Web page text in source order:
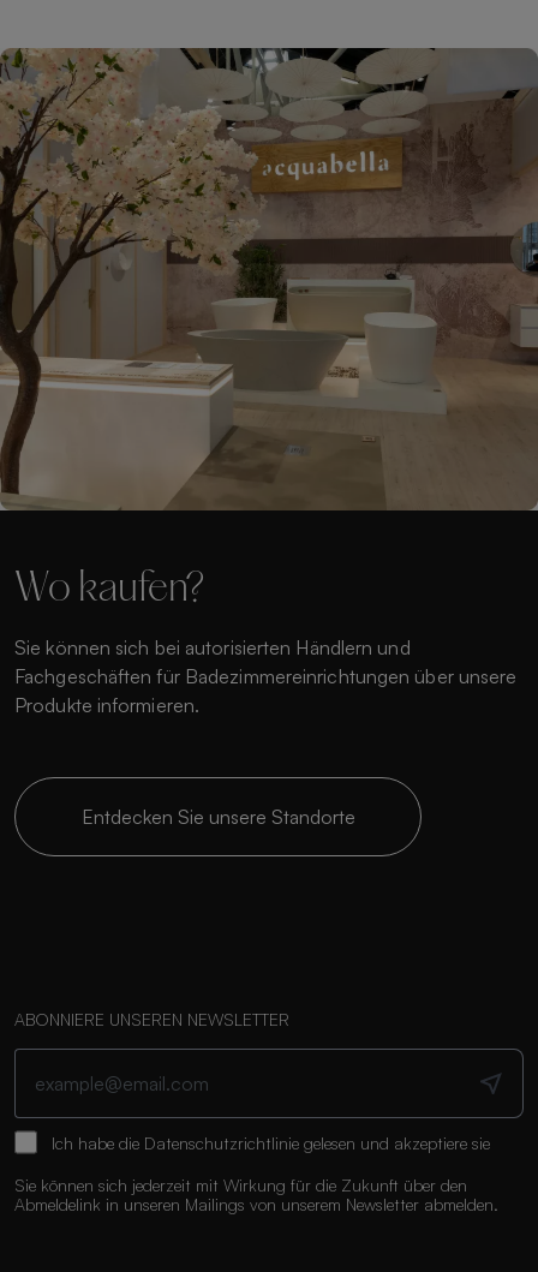
Wo kaufen?
Sie können sich bei autorisierten Händlern und
Fachgeschäften für Badezimmereinrichtungen über unsere
Produkte informieren.
Entdecken Sie unsere Standorte
ABONNIERE UNSEREN NEWSLETTER
Ich habe die Datenschutzrichtlinie gelesen und akzeptiere sie
Sie können sich jederzeit mit Wirkung für die Zukunft über den
Abmeldelink in unseren Mailings von unserem Newsletter abmelden.